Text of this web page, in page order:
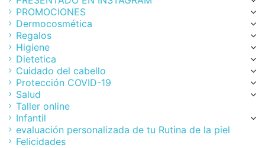
PROMOCIONES
Dermocosmética
Regalos
Higiene
Dietetica
Cuidado del cabello
Protección COVID-19
Salud
Taller online
Infantil
evaluación personalizada de tu Rutina de la piel
Felicidades